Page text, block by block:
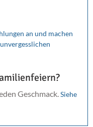
an und machen
Geschmack.Siehe